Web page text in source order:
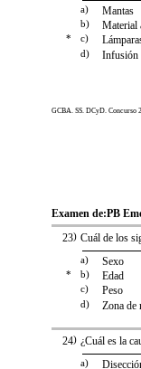
a) Mantas
b) Material
* c)
d) Infusión
GCBA. SS. DCyD. Concurso
Examen de:PB
)
23 Cuál de los
a) Sexo
* b) Edad
c) Peso
d) Zona de
)
24 ¿Cuál es la
a)